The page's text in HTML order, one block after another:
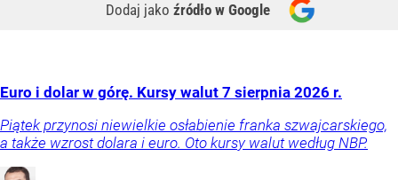
Dodaj jako źródło w Google
Euro i dolar w górę. Kursy walut 7 sierpnia 2026 r.
Piątek przynosi niewielkie osłabienie franka szwajcarskiego,
a także wzrost dolara i euro. Oto kursy walut według NBP.